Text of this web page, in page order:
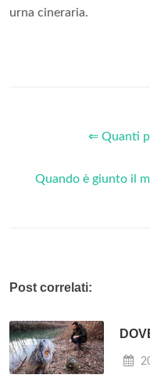
urna cineraria.
⇐ Quanti
Quando è giunto il
Post correlati: